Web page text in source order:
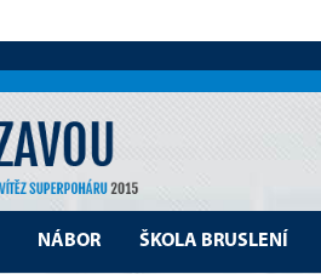
NÁBOR ŠKOLA BRUSLENÍ